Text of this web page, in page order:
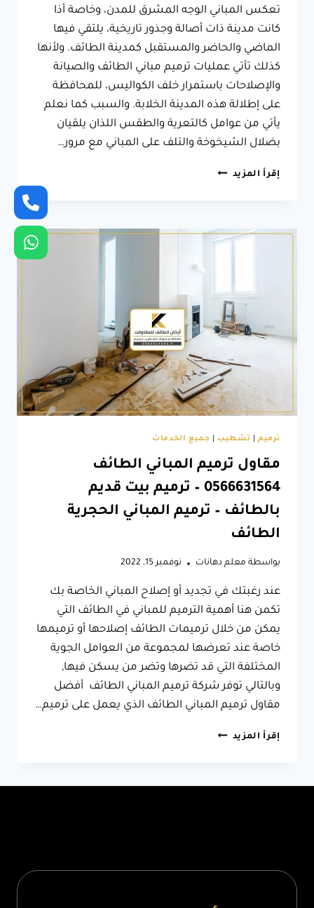
تعكس المباني الوجه المشرق للمدن، وخاصة أذا
كانت مدينة ذات أصالة وجذور تاريخية، يلتقي فيها
الماضي والحاضر والمستقبل كمدينة الطائف. ولأنها
كذلك تأتي عمليات ترميم مباني الطائف والصيانة
والإصلاحات باستمرار خلف الكواليس، للمحافظة
على إطلالة هذه المدينة الخلابة. والسبب كما نعلم
يأتي من عوامل كالتعرية والطقس اللذان يلقيان
بضلال الشيخوخة والتلف على المباني مع مرور…
إقرأ المزيد ترميم
0566631564
تشطيب
–
صيانة
وترميم
–
تشطيبات
مباني
الطائف
ترميم| تشطيب جميع الخدمات
مقاول ترميم المباني الطائف
0566631564 – ترميم بيت قديم
بالطائف – ترميم المباني الحجرية
الطائف
بواسطة معلم دهانات نوفمبر 15, 2022
عند رغبتك في تجديد أو إصلاح المباني الخاصة بك
تكمن هنا أهمية الترميم للمباني في الطائف التي
يمكن من خلال ترميمات الطائف إصلاحها أو ترميمها
خاصة عند تعرضها لمجموعة من العوامل الجوية
المختلفة التي قد تضرها وتضر من يسكن فيها,
وبالتالي توفر شركة ترميم المباني الطائف أفضل
مقاول ترميم المباني الطائف الذي يعمل على ترميم…
إقرأ المزيد مقاول